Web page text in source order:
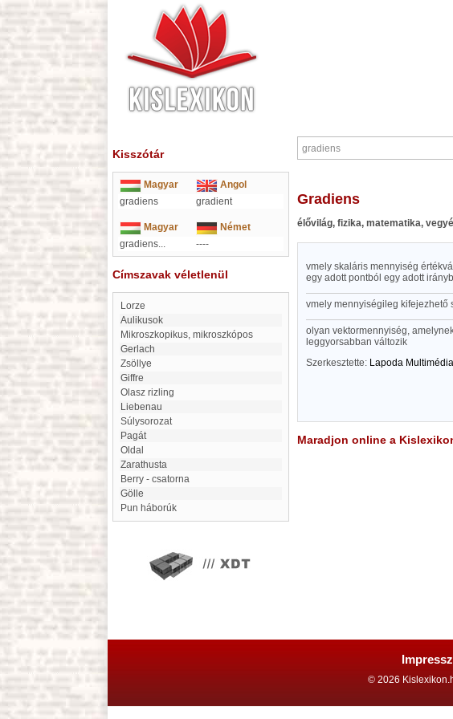
Kisszótár
Magyar
Angol
gradiens
gradient
Magyar
Német
gradiens...
----
Címszavak véletlenül
Lorze
Aulikusok
mikroszkopikus, mikroszkópos
Gerlach
Zsöllye
Giffre
Olasz rizling
Liebenau
súlysorozat
Pagát
oldal
Zarathusta
Berry - csatorna
Gölle
pun háborúk
gradiens
élővilág, fizika, matematika,
vmely skaláris mennyiség
egy adott pontból egy adott
vmely mennyiségileg kifejezhető
olyan vektormennyiség,
leggyorsabban változik
Szerkesztette: Lapoda Multimédia
Maradjon online a
© 2026